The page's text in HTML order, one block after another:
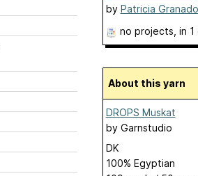
by Patricia
no projects , in
About this yarn
DROPS Muskat
by Garnstudio
DK
100% Egyptian